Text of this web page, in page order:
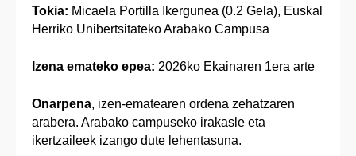
Tokia: Micaela Portilla Ikergunea (0.2 Gela), Euskal
Herriko Unibertsitateko Arabako Campusa
Izena emateko epea: 2026ko Ekainaren 1era arte
Onarpena, izen-ematearen ordena zehatzaren
arabera. Arabako campuseko irakasle eta
ikertzaileek izango dute lehentasuna.